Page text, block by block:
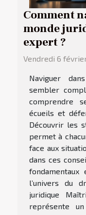
Comment
monde
expert ?
Vendredi 6
Naviguer
sembler
comprendre
écueils et
Découvrir les
permet à
face aux
dans ces
fondamentaux
l’univers du
juridique
représente